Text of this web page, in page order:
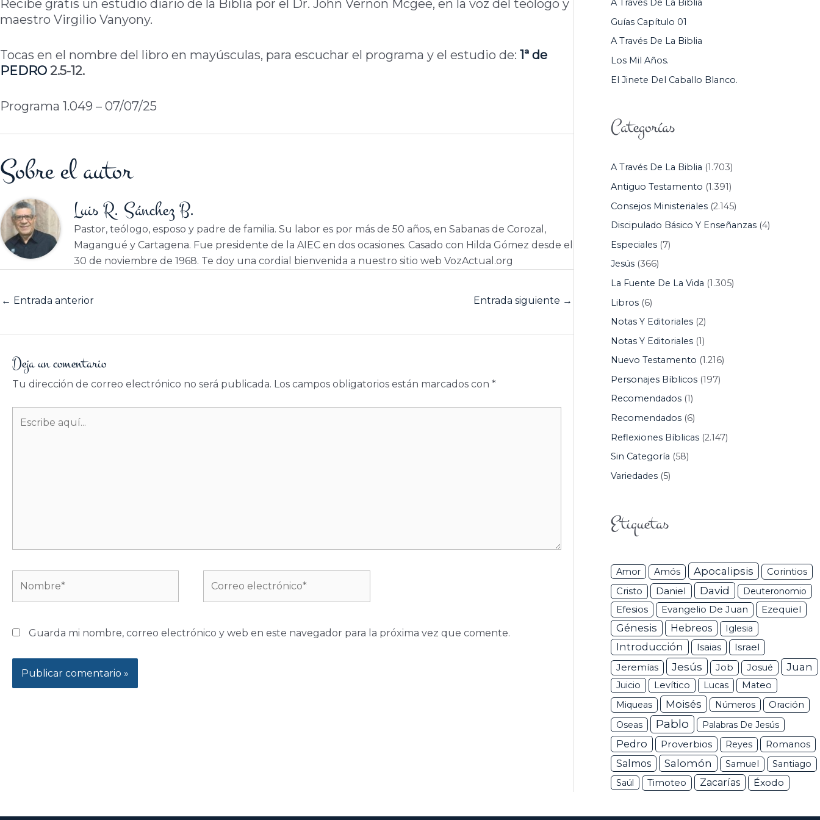
Recibe gratis un estudio diario de la Biblia por el Dr. John Vernon Mcgee, en la voz del teólogo y
maestro Virgilio Vanyony.
Tocas en el nombre del libro en mayúsculas, para escuchar el programa y el estudio de: 1ª de
PEDRO 2.5-12.
Programa 1.049 – 07/07/25
Sobre el autor
Luis R. Sánchez B.
Pastor, teólogo, esposo y padre de familia. Su labor es por más de 50 años, en Sabanas de Corozal,
Magangué y Cartagena. Fue presidente de la AIEC en dos ocasiones. Casado con Hilda Gómez desde el
30 de noviembre de 1968. Te doy una cordial bienvenida a nuestro sitio web VozActual.org
← Entrada anterior Entrada siguiente →
Deja un comentario
Tu dirección de correo electrónico no será publicada. Los campos obligatorios están marcados con *
aquí...
electrónico*
Guarda mi nombre, correo electrónico y web en este navegador para la próxima vez que comente.
R
:
A Través De La Biblia
Guías Capítulo 01
A Través De La Biblia
Los Mil Años.
El Jinete Del Caballo Blanco.
Categorías
A Través De La Biblia (1.703)
Antiguo Testamento (1.391)
Consejos Ministeriales(2.145)
Discipulado Básico Y Enseñanzas(4)
Especiales(7)
Jesús(366)
La Fuente De La Vida (1.305)
Libros(6)
Notas Y Editoriales(2)
Notas Y Editoriales(1)
Nuevo Testamento (1.216)
Personajes Bíblicos(197)
Recomendados(1)
Recomendados(6)
Reflexiones Bíblicas(2.147)
Sin Categoría (58)
Variedades(5)
Etiquetas
Amor Amós Apocalipsis Corintios
Cristo Daniel David Deuteronomio
Efesios Evangelio De Juan Ezequiel
Génesis Hebreos Iglesia
Introducción Isaias Israel
Jeremías Jesús Job Josué Juan
Juicio Levítico Lucas
Mateo
Miqueas
Moisés Números
Oración
Oseas
Pablo Palabras De Jesús
Pedro Proverbios Reyes
Romanos
Salmos
Salomón Samuel
Santiago
Saúl
Timoteo Zacarías Éxodo